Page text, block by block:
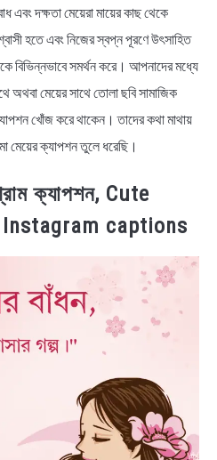
দক্ষতা মেয়েরা মায়ের কাছ থেকে
হতে এবং নিজের স্বপ্ন পূরণে উৎসাহিত
বিভিন্নভাবে সমর্থন করে। আপনাদের মধ্যে
অথবা মেয়ের সাথে তোলা ছবি সামাজিক
খোঁজ করে থাকেন। তাদের কথা মাথায়
মেয়ের ক্যাপশন তুলে ধরেছি।
ক্যাপশন, Cute
captions